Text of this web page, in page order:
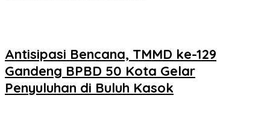
Antisipasi Bencana, TMMD ke-129
Gandeng BPBD 50 Kota Gelar
Penyuluhan di Buluh Kasok